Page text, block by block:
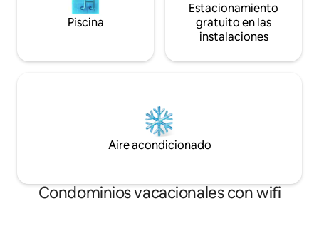
Piscina
Estacionamiento
gratuito en las
instalaciones
Aire acondicionado
Condominios vacacionales con wifi